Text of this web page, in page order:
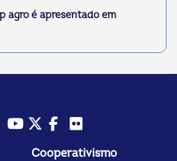
agro é apresentado em
YoutubeTwitter/X
Facebook
Cooperativismo